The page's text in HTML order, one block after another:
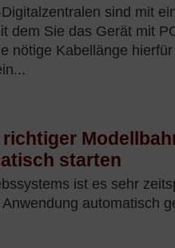
sind mit
dem Sie das Gerät mit
nötige Kabellänge
richtiger
starten
ist es sehr
automatisch